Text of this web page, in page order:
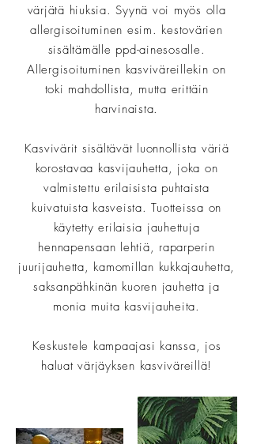
värjätä hiuksia. Syynä voi myös olla
allergisoituminen esim. kestovärien
sisältämälle ppd-ainesosalle.
Allergisoituminen kasviväreillekin on
toki mahdollista, mutta erittäin
harvinaista.
Kasvivärit sisältävät luonnollista väriä
korostavaa kasvijauhetta, joka on
valmistettu erilaisista puhtaista
kuivatuista kasveista. Tuotteissa on
käytetty erilaisia jauhettuja
hennapensaan lehtiä, raparperin
juurijauhetta, kamomillan kukkajauhetta,
saksanpähkinän kuoren jauhetta ja
monia muita kasvijauheita.
Keskustele kampaajasi kanssa, jos
haluat värjäyksen kasviväreillä!